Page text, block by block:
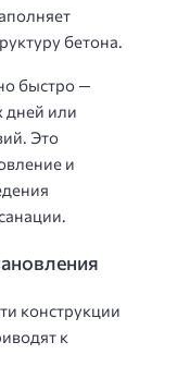
бетона.
быстро —
дней или
Это
и
конструкции
к